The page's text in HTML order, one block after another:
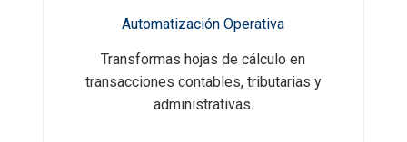
Automatización Operativa
Transformas hojas de cálculo en
transacciones contables, tributarias y
administrativas.